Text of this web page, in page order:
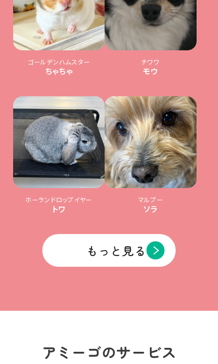
ゴールデンハムスター
ちゃちゃ
チワワ
モウ
ホーランドロップイヤー
トワ
マルプー
ソラ
もっと見る
アミーゴのサービス